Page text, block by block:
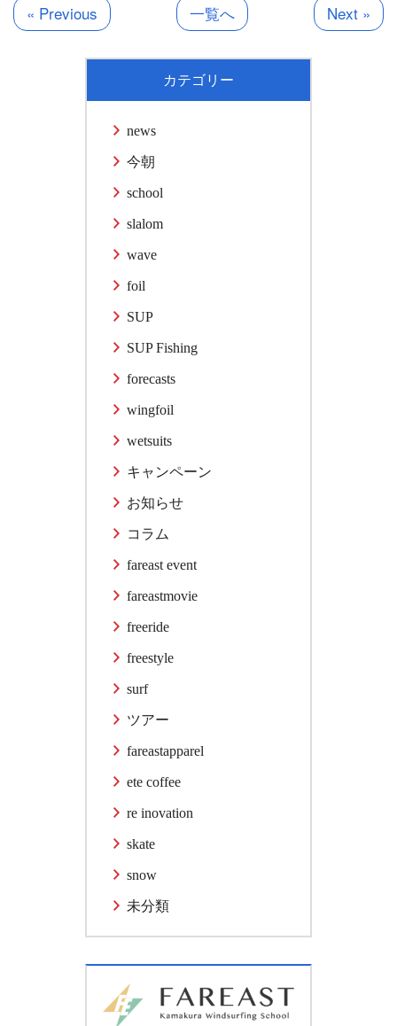
« Previous 一覧へ Next »
カテゴリー
news
今朝
school
slalom
wave
foil
SUP
SUP Fishing
forecasts
wingfoil
wetsuits
キャンペーン
お知らせ
コラム
fareast event
fareastmovie
freeride
freestyle
surf
ツアー
fareastapparel
ete coffee
re inovation
skate
snow
未分類